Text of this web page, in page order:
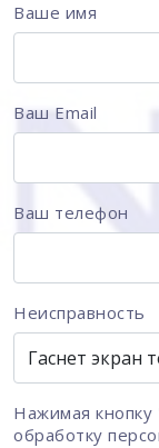
Ваше имя
Ваш Email
Ваш телефон
Неисправность
Нажимая кнопку
обработку